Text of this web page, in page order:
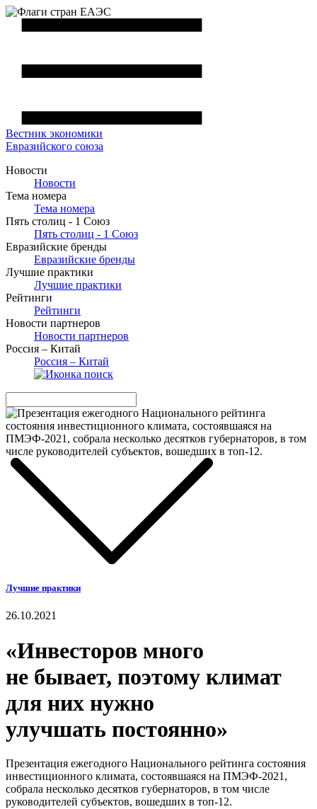
Вестник экономики
Евразийского союза
Новости
Новости
Тема номера
Тема номера
Пять столиц - 1 Союз
Пять столиц - 1 Союз
Евразийские бренды
Евразийские бренды
Лучшие практики
Лучшие практики
Рейтинги
Рейтинги
Новости партнеров
Новости партнеров
Россия – Китай
Россия – Китай
Лучшие практики
26.10.2021
«Инвесторов много
не бывает, поэтому климат
для них нужно
улучшать постоянно»
Презентация ежегодного Национального рейтинга состояния
инвестиционного климата, состоявшаяся на ПМЭФ-2021,
собрала несколько десятков губернаторов, в том числе
руководителей субъектов, вошедших в топ-12.